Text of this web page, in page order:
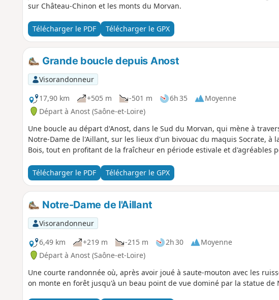
sur Château-Chinon et les monts du Morvan.
Télécharger le PDF Télécharger le GPX
Grande boucle depuis Anost
Visorandonneur
17,90 km
+505 m -501 m 6h 35
Moyenne
Départ à Anost (Saône-et-Loire)
Une boucle au départ d'Anost, dans le Sud du Morvan, qui mène à
Notre-Dame de l'Aillant, sur les lieux d'un bivouac du maquis Socrate, à
Bois, tout en profitant de la fraîcheur en période estivale et d'agréables
Télécharger le PDF Télécharger le GPX
Notre-Dame de l'Aillant
Visorandonneur
6,49 km
+219 m -215 m 2h 30
Moyenne
Départ à Anost (Saône-et-Loire)
Une courte randonnée où, après avoir joué à saute-mouton avec les
on monte en forêt jusqu'à un beau point de vue dominé par la statue de